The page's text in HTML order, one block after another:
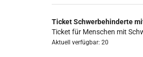
Ticket Schwerbehinderte
Ticket für Menschen mit
Aktuell verfügbar: 20